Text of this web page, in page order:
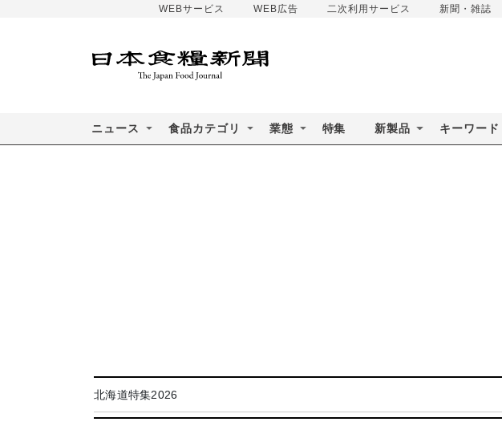
WEBサービス WEB広告 二次利用サービス 新聞・雑誌
ニュース 食品カテゴリ 業態 特集 新製品 キーワード
北海道特集2026